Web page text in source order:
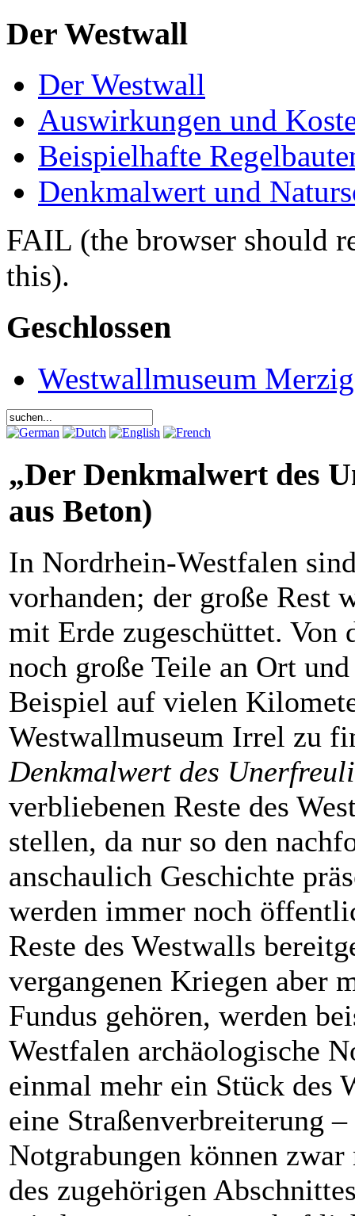
Der Westwall
Der Westwall
Auswirkungen und
Beispielhafte
Denkmalwert und
FAIL (the browser should
this).
Geschlossen
Westwallmuseum Merzig
„Der Denkmalwert des
aus Beton)
In Nordrhein-Westfalen
vorhanden; der große Rest
mit Erde zugeschüttet. Von
noch große Teile an Ort
Beispiel auf vielen
Westwallmuseum Irrel zu
Denkmalwert des
verbliebenen Reste des
stellen, da nur so den
anschaulich Geschichte
werden immer noch
Reste des Westwalls
vergangenen Kriegen aber
Fundus gehören, werden
Westfalen archäologische
einmal mehr ein Stück des
eine Straßenverbreiterung
Notgrabungen können
des zugehörigen